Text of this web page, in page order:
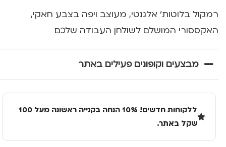
רמקול בלוטות' אלגנטי, מעוצב ויפה בצבע חאקי,
האקססורי המושלם לשולחן העבודה שלכם
מבצעים וקופונים פעילים באתר
ללקוחות חדשים! 10% הנחה בקנייה ראשונה מעל 100
שקל באתר.